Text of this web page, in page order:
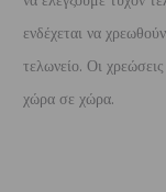
ενδέχεται να
τελωνείο. Οι
χώρα σε χώρα.